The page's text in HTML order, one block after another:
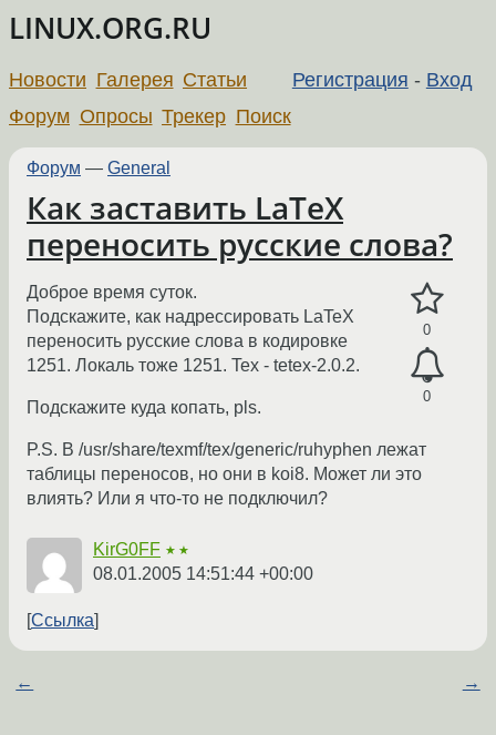
LINUX.ORG.RU
Регистрация - Вход
Новости Галерея Статьи
Форум Опросы Трекер Поиск
Форум — General
Как заставить LaTeX
переносить русские слова?
0
0
Доброе время суток.
Подскажите, как надрессировать LaTeX
переносить русские слова в кодировке
1251. Локаль тоже 1251. Tex - tetex-2.0.2.
Подскажите куда копать, pls.
P.S. В /usr/share/texmf/tex/generic/ruhyphen лежат
таблицы переносов, но они в koi8. Может ли это
влиять? Или я что-то не подключил?
KirG0FF ★★
08.01.2005 14:51:44 +00:00
Ссылка
← →